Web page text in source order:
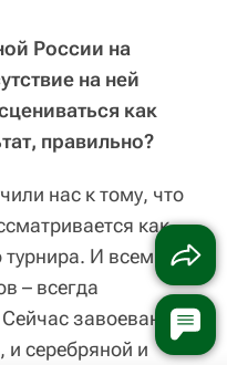
России на
на ней
как
правильно?
нас к тому, что
как
И всем – от
– всегда
завоевание
серебряной и